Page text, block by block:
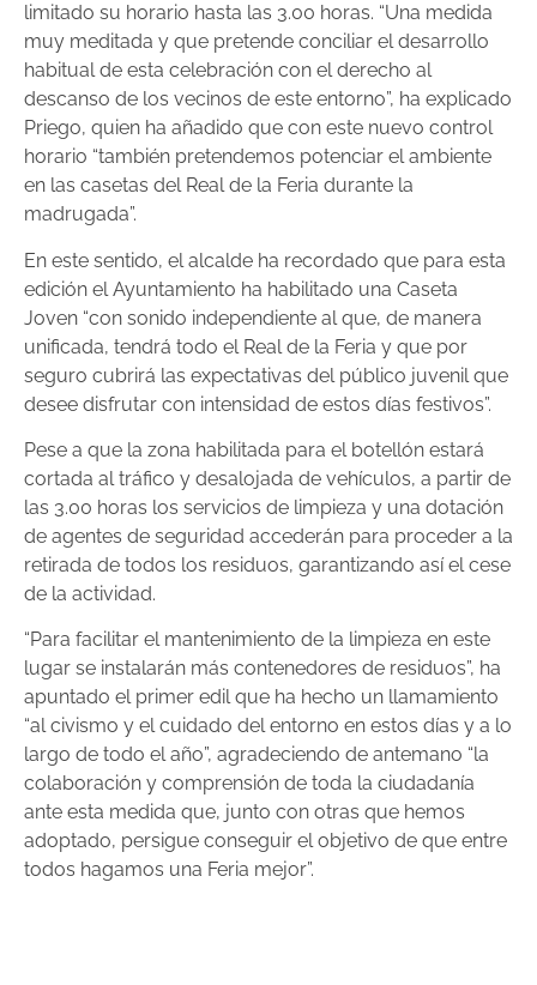
limitado su horario hasta las 3.00 horas. “Una medida
muy meditada y que pretende conciliar el desarrollo
habitual de esta celebración con el derecho al
descanso de los vecinos de este entorno”, ha explicado
Priego, quien ha añadido que con este nuevo control
horario “también pretendemos potenciar el ambiente
en las casetas del Real de la Feria durante la
madrugada”.
En este sentido, el alcalde ha recordado que para esta
edición el Ayuntamiento ha habilitado una Caseta
Joven “con sonido independiente al que, de manera
unificada, tendrá todo el Real de la Feria y que por
seguro cubrirá las expectativas del público juvenil que
desee disfrutar con intensidad de estos días festivos”.
Pese a que la zona habilitada para el botellón estará
cortada al tráfico y desalojada de vehículos, a partir de
las 3.00 horas los servicios de limpieza y una dotación
de agentes de seguridad accederán para proceder a la
retirada de todos los residuos, garantizando así el cese
de la actividad.
“Para facilitar el mantenimiento de la limpieza en este
lugar se instalarán más contenedores de residuos”, ha
apuntado el primer edil que ha hecho un llamamiento
“al civismo y el cuidado del entorno en estos días y a lo
largo de todo el año”, agradeciendo de antemano “la
colaboración y comprensión de toda la ciudadanía
ante esta medida que, junto con otras que hemos
adoptado, persigue conseguir el objetivo de que entre
todos hagamos una Feria mejor”.